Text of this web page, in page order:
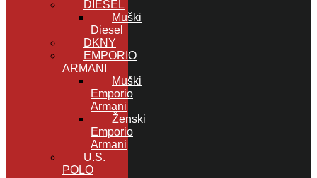
DIESEL
Muški
Diesel
DKNY
EMPORIO
ARMANI
Muški
Emporio
Armani
Ženski
Emporio
Armani
U.S.
POLO